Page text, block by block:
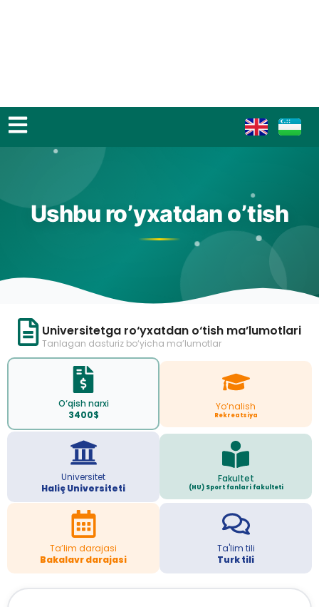
Ushbu ro’yxatdan o’tish
Universitetga ro‘yxatdan o‘tish ma’lumotlari
Tanlagan dasturiz bo‘yicha ma’lumotlar
O‘qish narxi
3400$
Yo‘nalish
Rekreatsiya
Universitet
Haliç Universiteti
Fakultet
(HU) Sport fanlari fakulteti
Ta’lim darajasi
Bakalavr darajasi
Ta'lim tili
Turk tili